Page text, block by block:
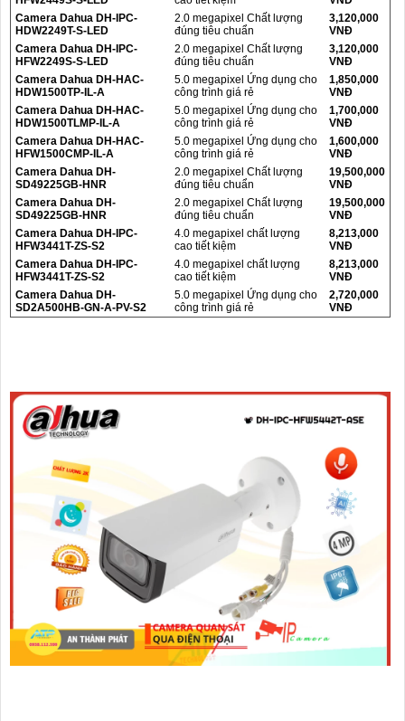
Camera Dahua DH-IPC-
HDW2249T-S-LED
2.0 megapixel Chất lượng
đúng tiêu chuẩn
3,120,000
VNĐ
Camera Dahua DH-IPC-
HFW2249S-S-LED
2.0 megapixel Chất lượng
đúng tiêu chuẩn
3,120,000
VNĐ
Camera Dahua DH-HAC-
HDW1500TP-IL-A
5.0 megapixel Ứng dụng cho
công trình giá rẻ
1,850,000
VNĐ
Camera Dahua DH-HAC-
HDW1500TLMP-IL-A
5.0 megapixel Ứng dụng cho
công trình giá rẻ
1,700,000
VNĐ
Camera Dahua DH-HAC-
HFW1500CMP-IL-A
5.0 megapixel Ứng dụng cho
công trình giá rẻ
1,600,000
VNĐ
Camera Dahua DH-
SD49225GB-HNR
2.0 megapixel Chất lượng
đúng tiêu chuẩn
19,500,000
VNĐ
Camera Dahua DH-
SD49225GB-HNR
2.0 megapixel Chất lượng
đúng tiêu chuẩn
19,500,000
VNĐ
Camera Dahua DH-IPC-
HFW3441T-ZS-S2
4.0 megapixel chất lượng
cao tiết kiệm
8,213,000
VNĐ
Camera Dahua DH-IPC-
HFW3441T-ZS-S2
4.0 megapixel chất lượng
cao tiết kiệm
8,213,000
VNĐ
Camera Dahua DH-
SD2A500HB-GN-A-PV-S2
5.0 megapixel Ứng dụng cho
công trình giá rẻ
2,720,000
VNĐ